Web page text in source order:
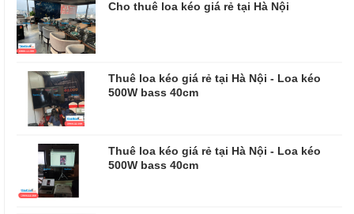
​​​​​​​Cho thuê loa kéo giá rẻ tại Hà Nội
Thuê loa kéo giá rẻ tại Hà Nội - Loa kéo
500W bass 40cm
Thuê loa kéo giá rẻ tại Hà Nội - Loa kéo
500W bass 40cm